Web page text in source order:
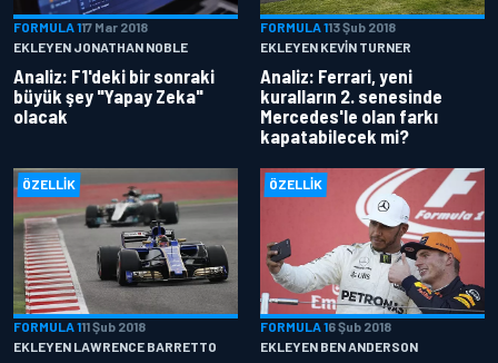
FORMULA 117 Mar 2018
EKLEYEN JONATHAN NOBLE
Analiz: F1'deki bir sonraki
büyük şey "Yapay Zeka"
olacak
FORMULA 113 Şub 2018
EKLEYEN KEVIN TURNER
Analiz: Ferrari, yeni
kuralların 2. senesinde
Mercedes'le olan farkı
kapatabilecek mi?
ÖZELLIK
FORMULA 111 Şub 2018
EKLEYEN LAWRENCE BARRETTO
ÖZELLIK
FORMULA 16 Şub 2018
EKLEYEN BEN ANDERSON